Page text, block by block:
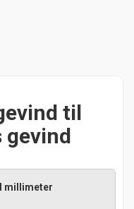
til
gevind
millimeter